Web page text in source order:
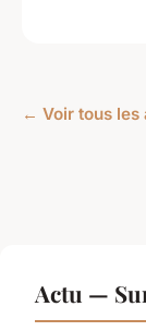
← Voir tous les
Actu —